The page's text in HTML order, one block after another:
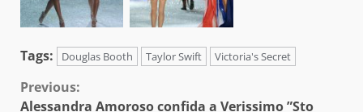
Tags: Douglas Booth Taylor Swift Victoria's Secret
Continue
Previous:
Alessandra Amoroso confida a Verissimo ”Sto